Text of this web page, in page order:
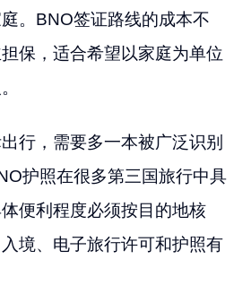
。BNO签证路线的成本不
保，适合希望以家庭为单位
行，需要多一本被广泛识别
护照在很多第三国旅行中具
便利程度必须按目的地核
境、电子旅行许可和护照有